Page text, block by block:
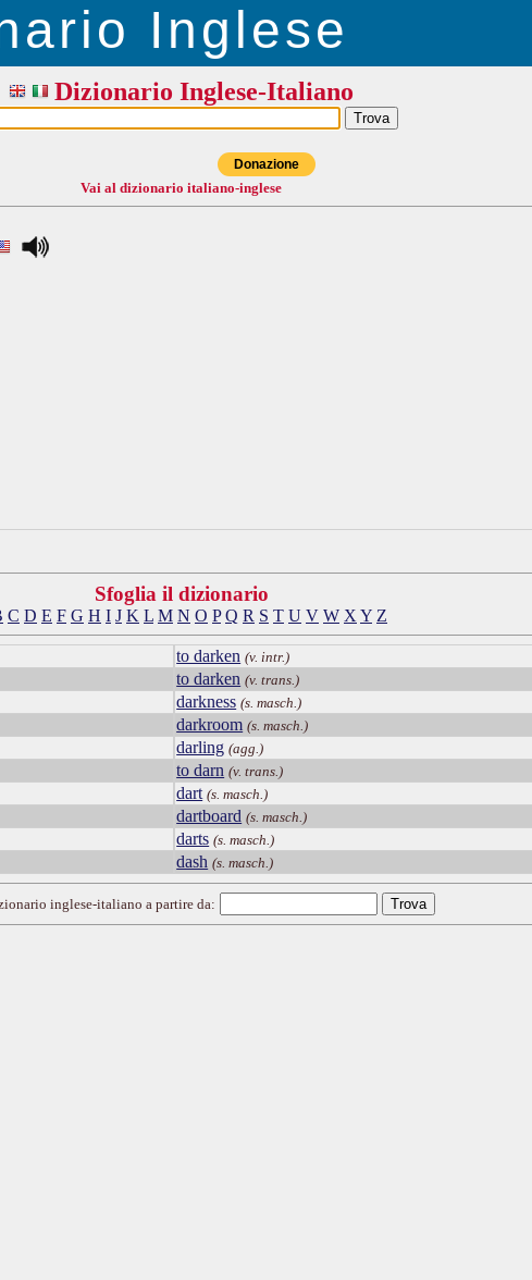
Inglese
Dizionario Inglese-Italiano
Donazione
Vai al dizionario italiano-inglese
Sfoglia il dizionario
C D E F G H I J K L M N O P Q R S T U V W X Y Z
to darken (v. intr.)
to darken (v. trans.)
darkness (s. masch.)
darkroom (s. masch.)
darling (agg.)
to darn (v. trans.)
dart (s. masch.)
dartboard (s. masch.)
darts (s. masch.)
dash (s. masch.)
inglese-italiano a partire da: